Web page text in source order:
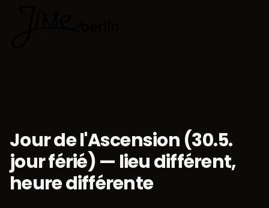
Jour de l'Ascension (30.5.
jour férié) — lieu différent,
heure différente